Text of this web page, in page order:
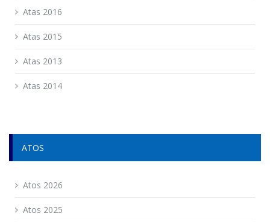
Atas 2016
Atas 2015
Atas 2013
Atas 2014
ATOS
Atos 2026
Atos 2025